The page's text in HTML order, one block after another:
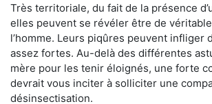
Très territoriale, du fait de la présence
elles peuvent se révéler être de
l’homme. Leurs piqûres peuvent infliger
assez fortes. Au-delà des différentes
mère pour les tenir éloignés, une forte
devrait vous inciter à solliciter une
désinsectisation.